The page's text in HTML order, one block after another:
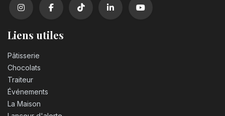
Liens utiles
Pâtisserie
Chocolats
Traiteur
Événements
La Maison